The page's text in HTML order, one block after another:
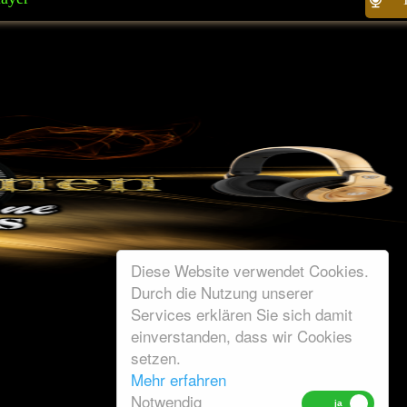
Diese Website verwendet Cookies.
Durch die Nutzung unserer
Services erklären Sie sich damit
einverstanden, dass wir Cookies
setzen.
Mehr erfahren
Notwendig